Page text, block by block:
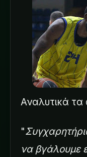
Αναλυτικά
"
να βγάλουμε